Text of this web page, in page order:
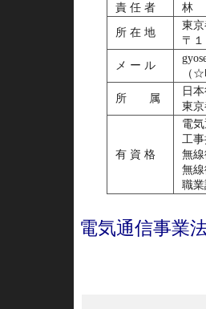
責 任 者
林
所 在 地
東
〒
メ ー ル
（
所 属
日
東
有 資 格
電
工
無
無
職
電気通信事業